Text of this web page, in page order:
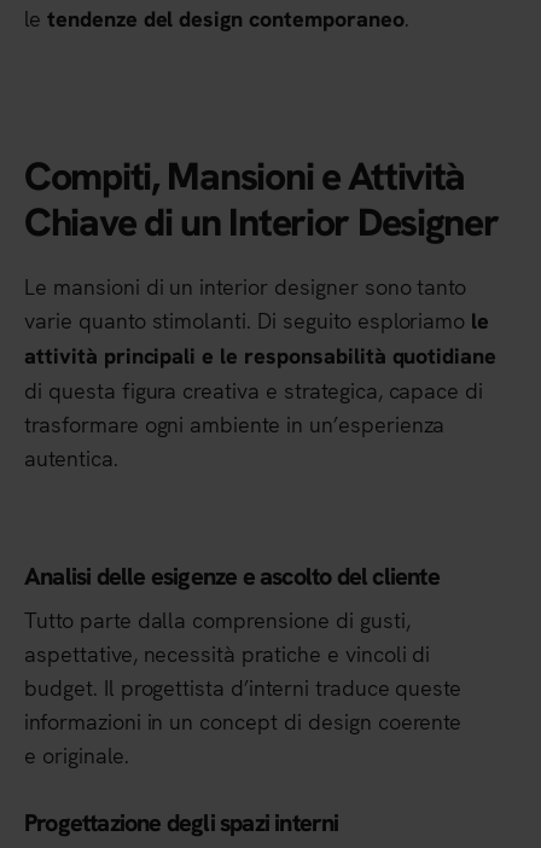
le tendenze del design contemporaneo.
Compiti, Mansioni e Attività
Chiave di un Interior Designer
Le mansioni di un interior designer sono tanto
varie quanto stimolanti. Di seguito esploriamo le
attività principali e le responsabilità quotidiane
di questa figura creativa e strategica, capace di
trasformare ogni ambiente in un’esperienza
autentica.
Analisi delle esigenze e ascolto del cliente
Tutto parte dalla comprensione di gusti,
aspettative, necessità pratiche e vincoli di
budget. Il progettista d’interni traduce queste
informazioni in un concept di design coerente
e originale.
Progettazione degli spazi interni